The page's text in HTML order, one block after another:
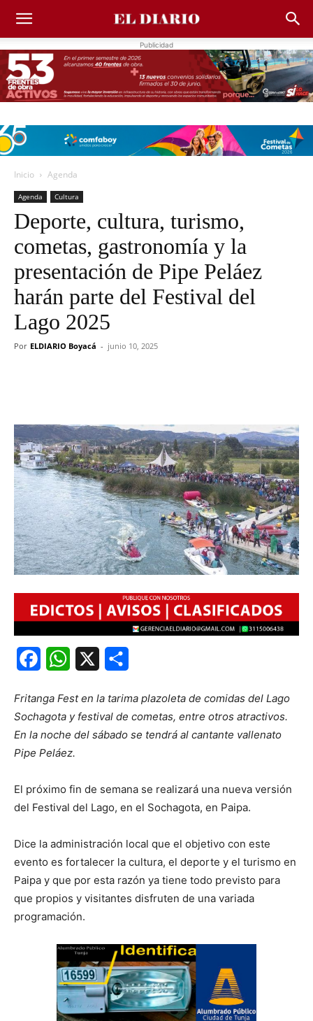
Publicidad
Inicio Agenda
Agenda Cultura
Deporte, cultura, turismo,
cometas, gastronomía y la
presentación de Pipe Peláez
harán parte del Festival del
Lago 2025
Por ELDIARIO Boyacá - junio 10, 2025
FacebookWhatsApp
Fritanga Fest en la tarima plazoleta de comidas del Lago
Sochagota y festival de cometas, entre otros atractivos.
En la noche del sábado se tendrá al cantante vallenato
Pipe Peláez.
El próximo fin de semana se realizará una nueva versión
del Festival del Lago, en el Sochagota, en Paipa.
Dice la administración local que el objetivo con este
evento es fortalecer la cultura, el deporte y el turismo en
Paipa y que por esta razón ya tiene todo previsto para
que propios y visitantes disfruten de una variada
programación.